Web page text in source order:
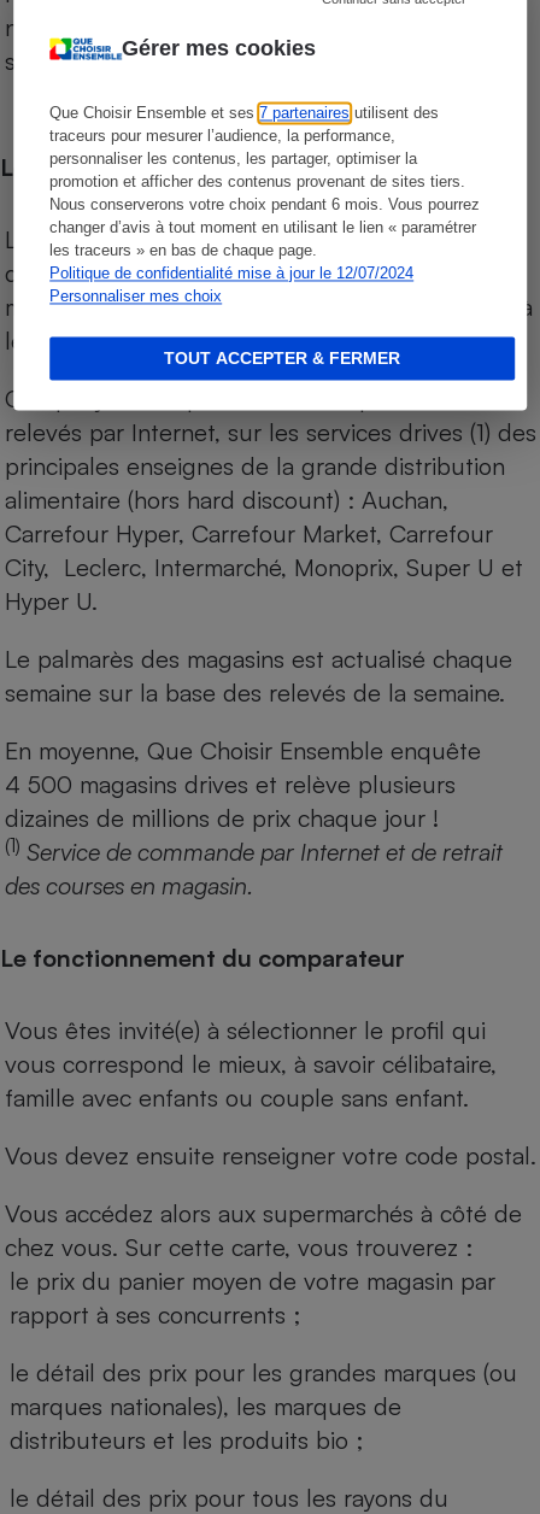
Gérer mes cookies
Que Choisir Ensemble et ses7 partenaires utilisent des
traceurs pour mesurer l’audience, la performance,
personnaliser les contenus, les partager, optimiser la
promotion et afficher des contenus provenant de sites tiers.
Nous conserverons votre choix pendant 6 mois. Vous pourrez
changer d’avis à tout moment en utilisant le lien « paramétrer
les traceurs » en bas de chaque page.
Politique de confidentialité mise à jour le 12/07/2024
Personnaliser mes choix
TOUT ACCEPTER & FERMER
niveau de prix des supermarchés, géolocalisés
sur le territoire français.
Les comparaisons de prix
Les comparaisons sont réalisées sur l’ensemble
des produits des magasins. Les produits de
marques de distributeurs (MDD) sont comparés à
leurs équivalents chez leurs concurrents.
Chaque jour, les prix de tous les produits sont
relevés par Internet, sur les services drives (1) des
principales enseignes de la grande distribution
alimentaire (hors hard discount) : Auchan,
Carrefour Hyper, Carrefour Market, Carrefour
City, Leclerc, Intermarché, Monoprix, Super U et
Hyper U.
Le palmarès des magasins est actualisé chaque
semaine sur la base des relevés de la semaine.
En moyenne, Que Choisir Ensemble enquête
4 500 magasins drives et relève plusieurs
dizaines de millions de prix chaque jour !
(1) Service de commande par Internet et de retrait
des courses en magasin.
Le fonctionnement du comparateur
Vous êtes invité(e) à sélectionner le profil qui
vous correspond le mieux, à savoir célibataire,
famille avec enfants ou couple sans enfant.
Vous devez ensuite renseigner votre code postal.
Vous accédez alors aux supermarchés à côté de
chez vous. Sur cette carte, vous trouverez :
le prix du panier moyen de votre magasin par
rapport à ses concurrents ;
le détail des prix pour les grandes marques (ou
marques nationales), les marques de
distributeurs et les produits bio ;
le détail des prix pour tous les rayons du